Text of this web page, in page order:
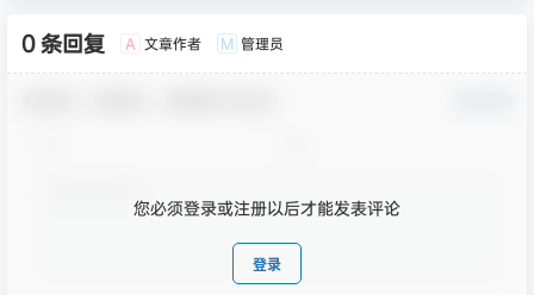
0 条回复 A 文章作者 M 管理员
您必须登录或注册以后才能发表评论
登录